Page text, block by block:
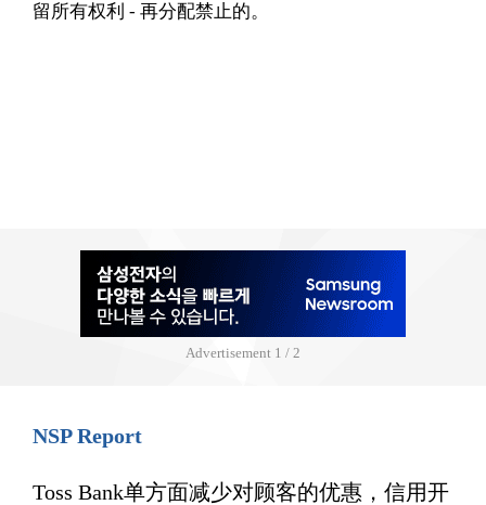
留所有权利 - 再分配禁止的。
Advertisement 1 / 2
NSP Report
Toss Bank单方面减少对顾客的优惠，信用开